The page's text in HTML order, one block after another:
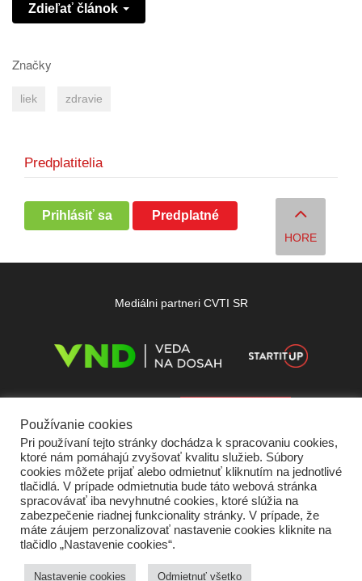
Zdieľať článok
Značky
liek zdravie
Predplatitelia
Prihlásiť sa Predplatné
HORE
Mediálni partneri CVTI SR
Domov O nás Kontakt Vydavateľ
Podmienky používania
Ochrana súkromia Štatút súťaží
Používanie cookies
Pri používaní tejto stránky dochádza k spracovaniu cookies,
ktoré nám pomáhajú zvyšovať kvalitu služieb. Súbory
cookies môžete prijať alebo odmietnuť kliknutím na jednotlivé
tlačidlá. V prípade odmietnutia bude táto webová stránka
spracovávať iba nevyhnutné cookies, ktoré slúžia na
zabezpečenie riadnej funkcionality stránky. V prípade, že
máte záujem perzonalizovať nastavenie cookies kliknite na
tlačidlo „Nastavenie cookies“.
Nastavenie cookies Odmietnuť všetko